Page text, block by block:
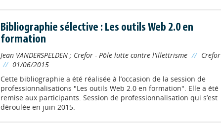
Bibliographie sélective : Les outils Web 2.0 en
formation
Jean VANDERSPELDEN; Crefor - Pôle lutte contre l'illettrisme // Crefor
// 01/06/2015
Cette bibliographie a été réalisée à l’occasion de la session de
professionnalisations "Les outils Web 2.0 en formation". Elle a été
remise aux participants. Session de professionnalisation qui s’est
déroulée en juin 2015.